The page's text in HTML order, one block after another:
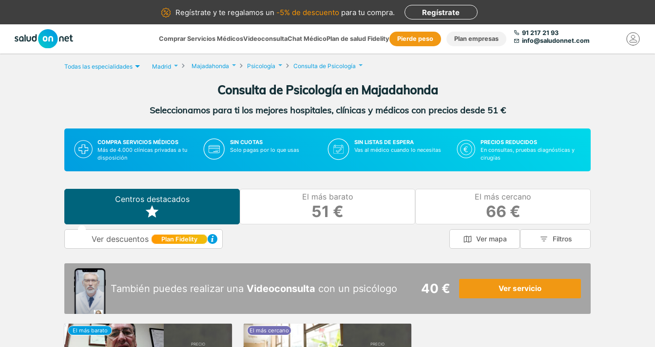
Regístrate yte regalamos un -5% de descuento para tu compra. Regístrate
Comprar Servicios MédicosVideoconsultaChat MédicoPlan de salud Fidelity Pierde peso Plan empresas
91 217 21 93
info@saludonnet.com
Todas las especialidades Madrid Majadahonda Psicología Consulta de Psicología
Consulta de Psicología en Majadahonda
Seleccionamos para ti los mejores hospitales, clínicas y médicos con precios desde 51 €
COMPRA SERVICIOS MÉDICOS
Más de 4.000 clínicas privadas a tu
disposición
SIN CUOTAS
Solo pagas por lo que usas
SIN LISTAS DE ESPERA
Vas al médico cuando lo necesitas
PRECIOS REDUCIDOS
En consultas, pruebas diagnósticas y
cirugías
Centros destacados El más barato
51 €
El más cercano
66 €
Ver descuentos Plan Fidelity Ver mapa Filtros
También puedes realizar una Videoconsulta con un psicólogo 40 € Ver servicio
PRECIO PRECIO